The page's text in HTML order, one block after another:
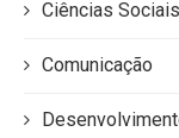
Ciências Sociais
Comunicação